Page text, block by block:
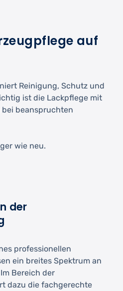
auf
Reinigung, Schutz und
ist die Lackpflege mit
beanspruchten
wie neu.
der
professionellen
ein breites Spektrum an
Bereich der
dazu die fachgerechte